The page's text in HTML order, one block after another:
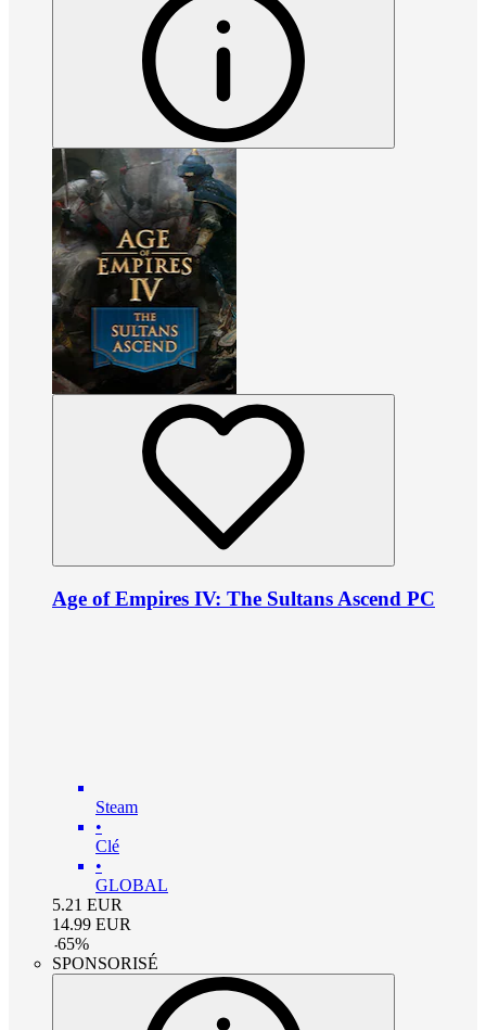
Age of Empires IV: The Sultans Ascend PC
Steam
•
Clé
•
GLOBAL
5.21 EUR
14.99 EUR
-65%
SPONSORISÉ